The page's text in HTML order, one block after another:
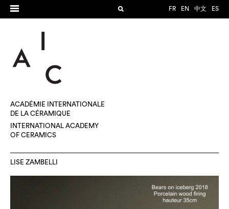
FR EN 中文 ES
ACADÉMIE INTERNATIONALE
DE LA CÉRAMIQUE
INTERNATIONAL ACADEMY
OF CERAMICS
LISE ZAMBELLI